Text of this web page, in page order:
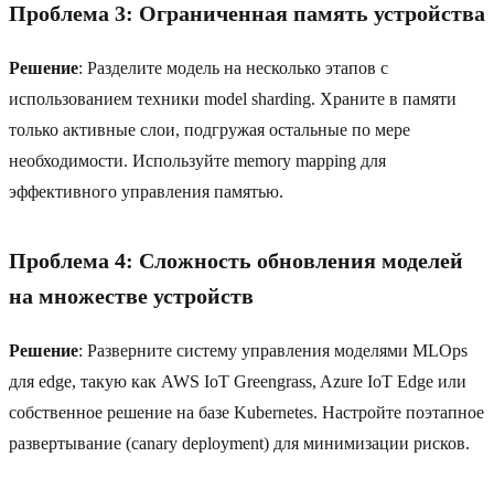
Проблема 3: Ограниченная память устройства
Решение: Разделите модель на несколько этапов с
использованием техники model sharding. Храните в памяти
только активные слои, подгружая остальные по мере
необходимости. Используйте memory mapping для
эффективного управления памятью.
Проблема 4: Сложность обновления моделей
на множестве устройств
Решение: Разверните систему управления моделями MLOps
для edge, такую как AWS IoT Greengrass, Azure IoT Edge или
собственное решение на базе Kubernetes. Настройте поэтапное
развертывание (canary deployment) для минимизации рисков.